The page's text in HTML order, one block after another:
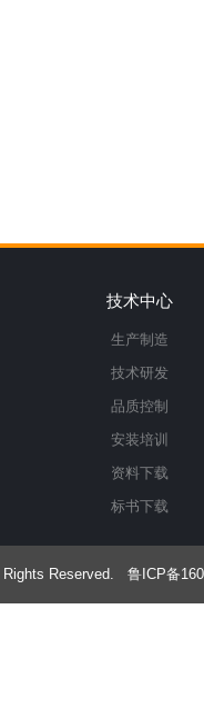
技术中心
生产制造
技术研发
品质控制
安装培训
资料下载
标书下载
Reserved. 鲁ICP备